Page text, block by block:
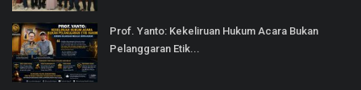
Prof. Yanto: Kekeliruan Hukum Acara Bukan
Pelanggaran Etik...